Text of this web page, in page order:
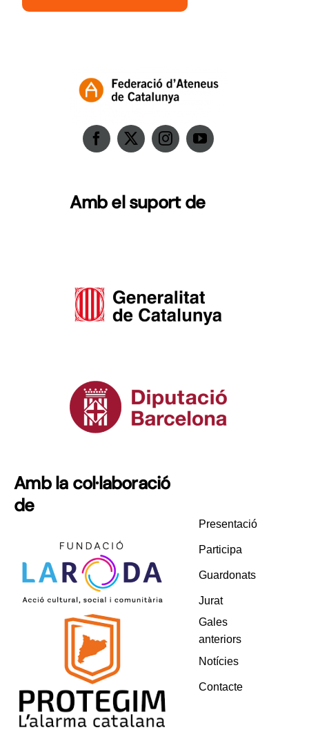
Presentació
Participa
Guardonats
Jurat
Gales
anteriors
Notícies
Contacte
Amb el suport de
Amb la col·laboració
de